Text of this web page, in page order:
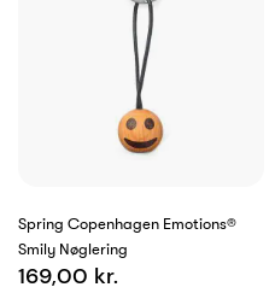
Spring Copenhagen Emotions®
Smily Nøglering
169,00 kr.